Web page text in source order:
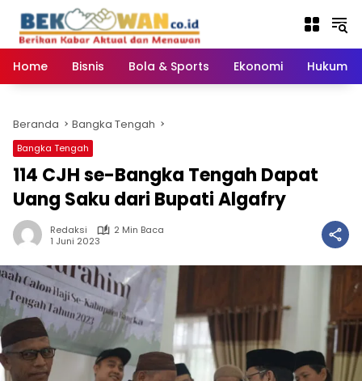
konten
Home
Bisnis Bola & Sports Ekonomi Hukum
Beranda Bangka Tengah
Bangka Tengah
114 CJH se-Bangka Tengah Dapat
Uang Saku dari Bupati Algafry
Redaksi
2 Min Baca
1 Juni 2023